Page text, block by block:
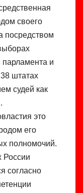
своего
посредством
парламента и
штатах
судей как
это
его
полномочий.
России
согласно